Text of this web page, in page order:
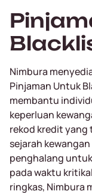
Nimbura
Pinjaman Untuk
membantu
keperluan
rekod kredit yang
sejarah
penghalang
pada waktu
ringkas, Nimbura